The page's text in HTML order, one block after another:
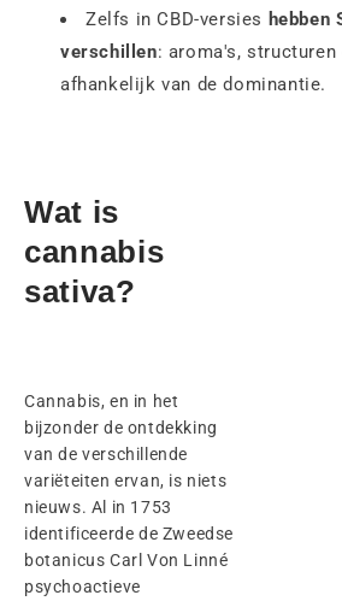
Zelfs in CBD-versies hebben
verschillen: aroma's,
afhankelijk van de dominantie.
Wat is
cannabis
sativa?
Cannabis, en in het
bijzonder de ontdekking
van de verschillende
variëteiten ervan, is niets
nieuws. Al in 1753
identificeerde de Zweedse
botanicus Carl Von Linné
psychoactieve